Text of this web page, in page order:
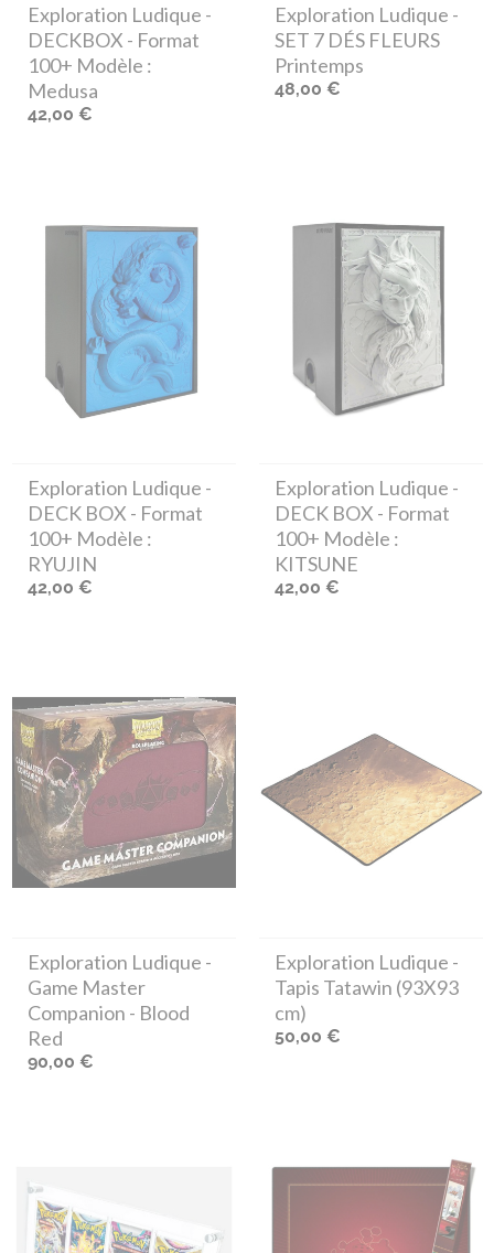
Exploration Ludique -
DECKBOX - Format
100+ Modèle :
Medusa
42,00 €
Exploration Ludique -
SET 7 DÉS FLEURS
Printemps
48,00 €
Exploration Ludique -
DECK BOX - Format
100+ Modèle :
RYUJIN
42,00 €
Exploration Ludique -
DECK BOX - Format
100+ Modèle :
KITSUNE
42,00 €
Exploration Ludique -
Game Master
Companion - Blood
Red
90,00 €
Exploration Ludique -
Tapis Tatawin (93X93
cm)
50,00 €